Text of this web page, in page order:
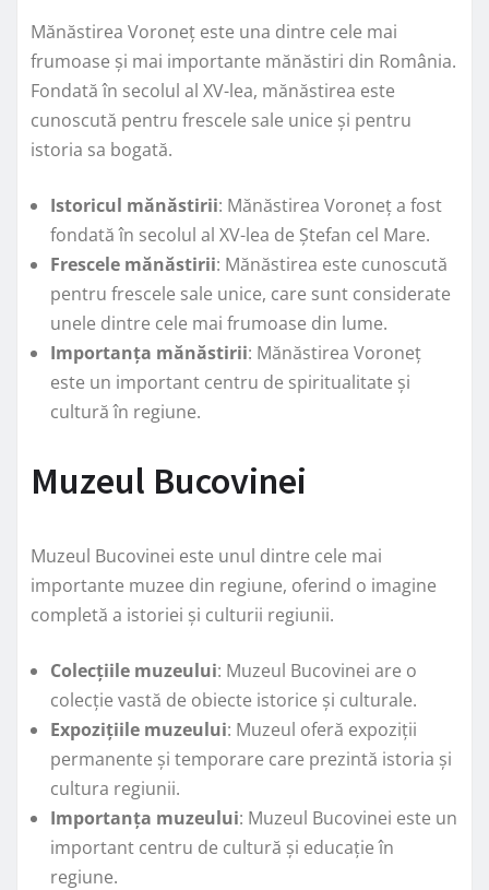
Mănăstirea Voroneț este una dintre cele mai
frumoase și mai importante mănăstiri din România.
Fondată în secolul al XV-lea, mănăstirea este
cunoscută pentru frescele sale unice și pentru
istoria sa bogată.
Istoricul mănăstirii: Mănăstirea Voroneț a fost
fondată în secolul al XV-lea de Ștefan cel Mare.
Frescele mănăstirii: Mănăstirea este cunoscută
pentru frescele sale unice, care sunt considerate
unele dintre cele mai frumoase din lume.
Importanța mănăstirii: Mănăstirea Voroneț
este un important centru de spiritualitate și
cultură în regiune.
Muzeul Bucovinei
Muzeul Bucovinei este unul dintre cele mai
importante muzee din regiune, oferind o imagine
completă a istoriei și culturii regiunii.
Colecțiile muzeului: Muzeul Bucovinei are o
colecție vastă de obiecte istorice și culturale.
Expozițiile muzeului: Muzeul oferă expoziții
permanente și temporare care prezintă istoria și
cultura regiunii.
Importanța muzeului: Muzeul Bucovinei este un
important centru de cultură și educație în
regiune.